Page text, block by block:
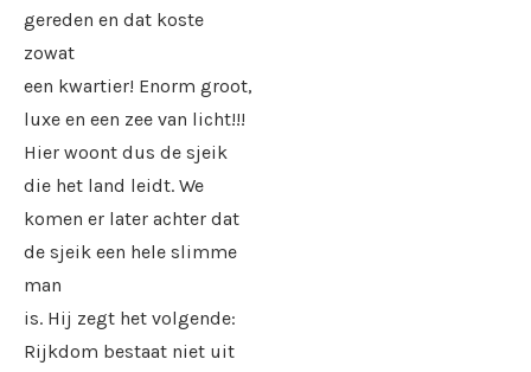
gereden en dat koste
zowat
een kwartier! Enorm groot,
luxe en een zee van licht!!!
Hier woont dus de sjeik
die het land leidt. We
komen er later achter dat
de sjeik een hele slimme
man
is. Hij zegt het volgende:
Rijkdom bestaat niet uit